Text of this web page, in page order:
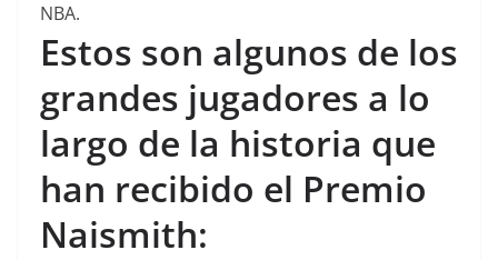
NBA.
Estos son algunos de los
grandes jugadores a lo
largo de la historia que
han recibido el Premio
Naismith: